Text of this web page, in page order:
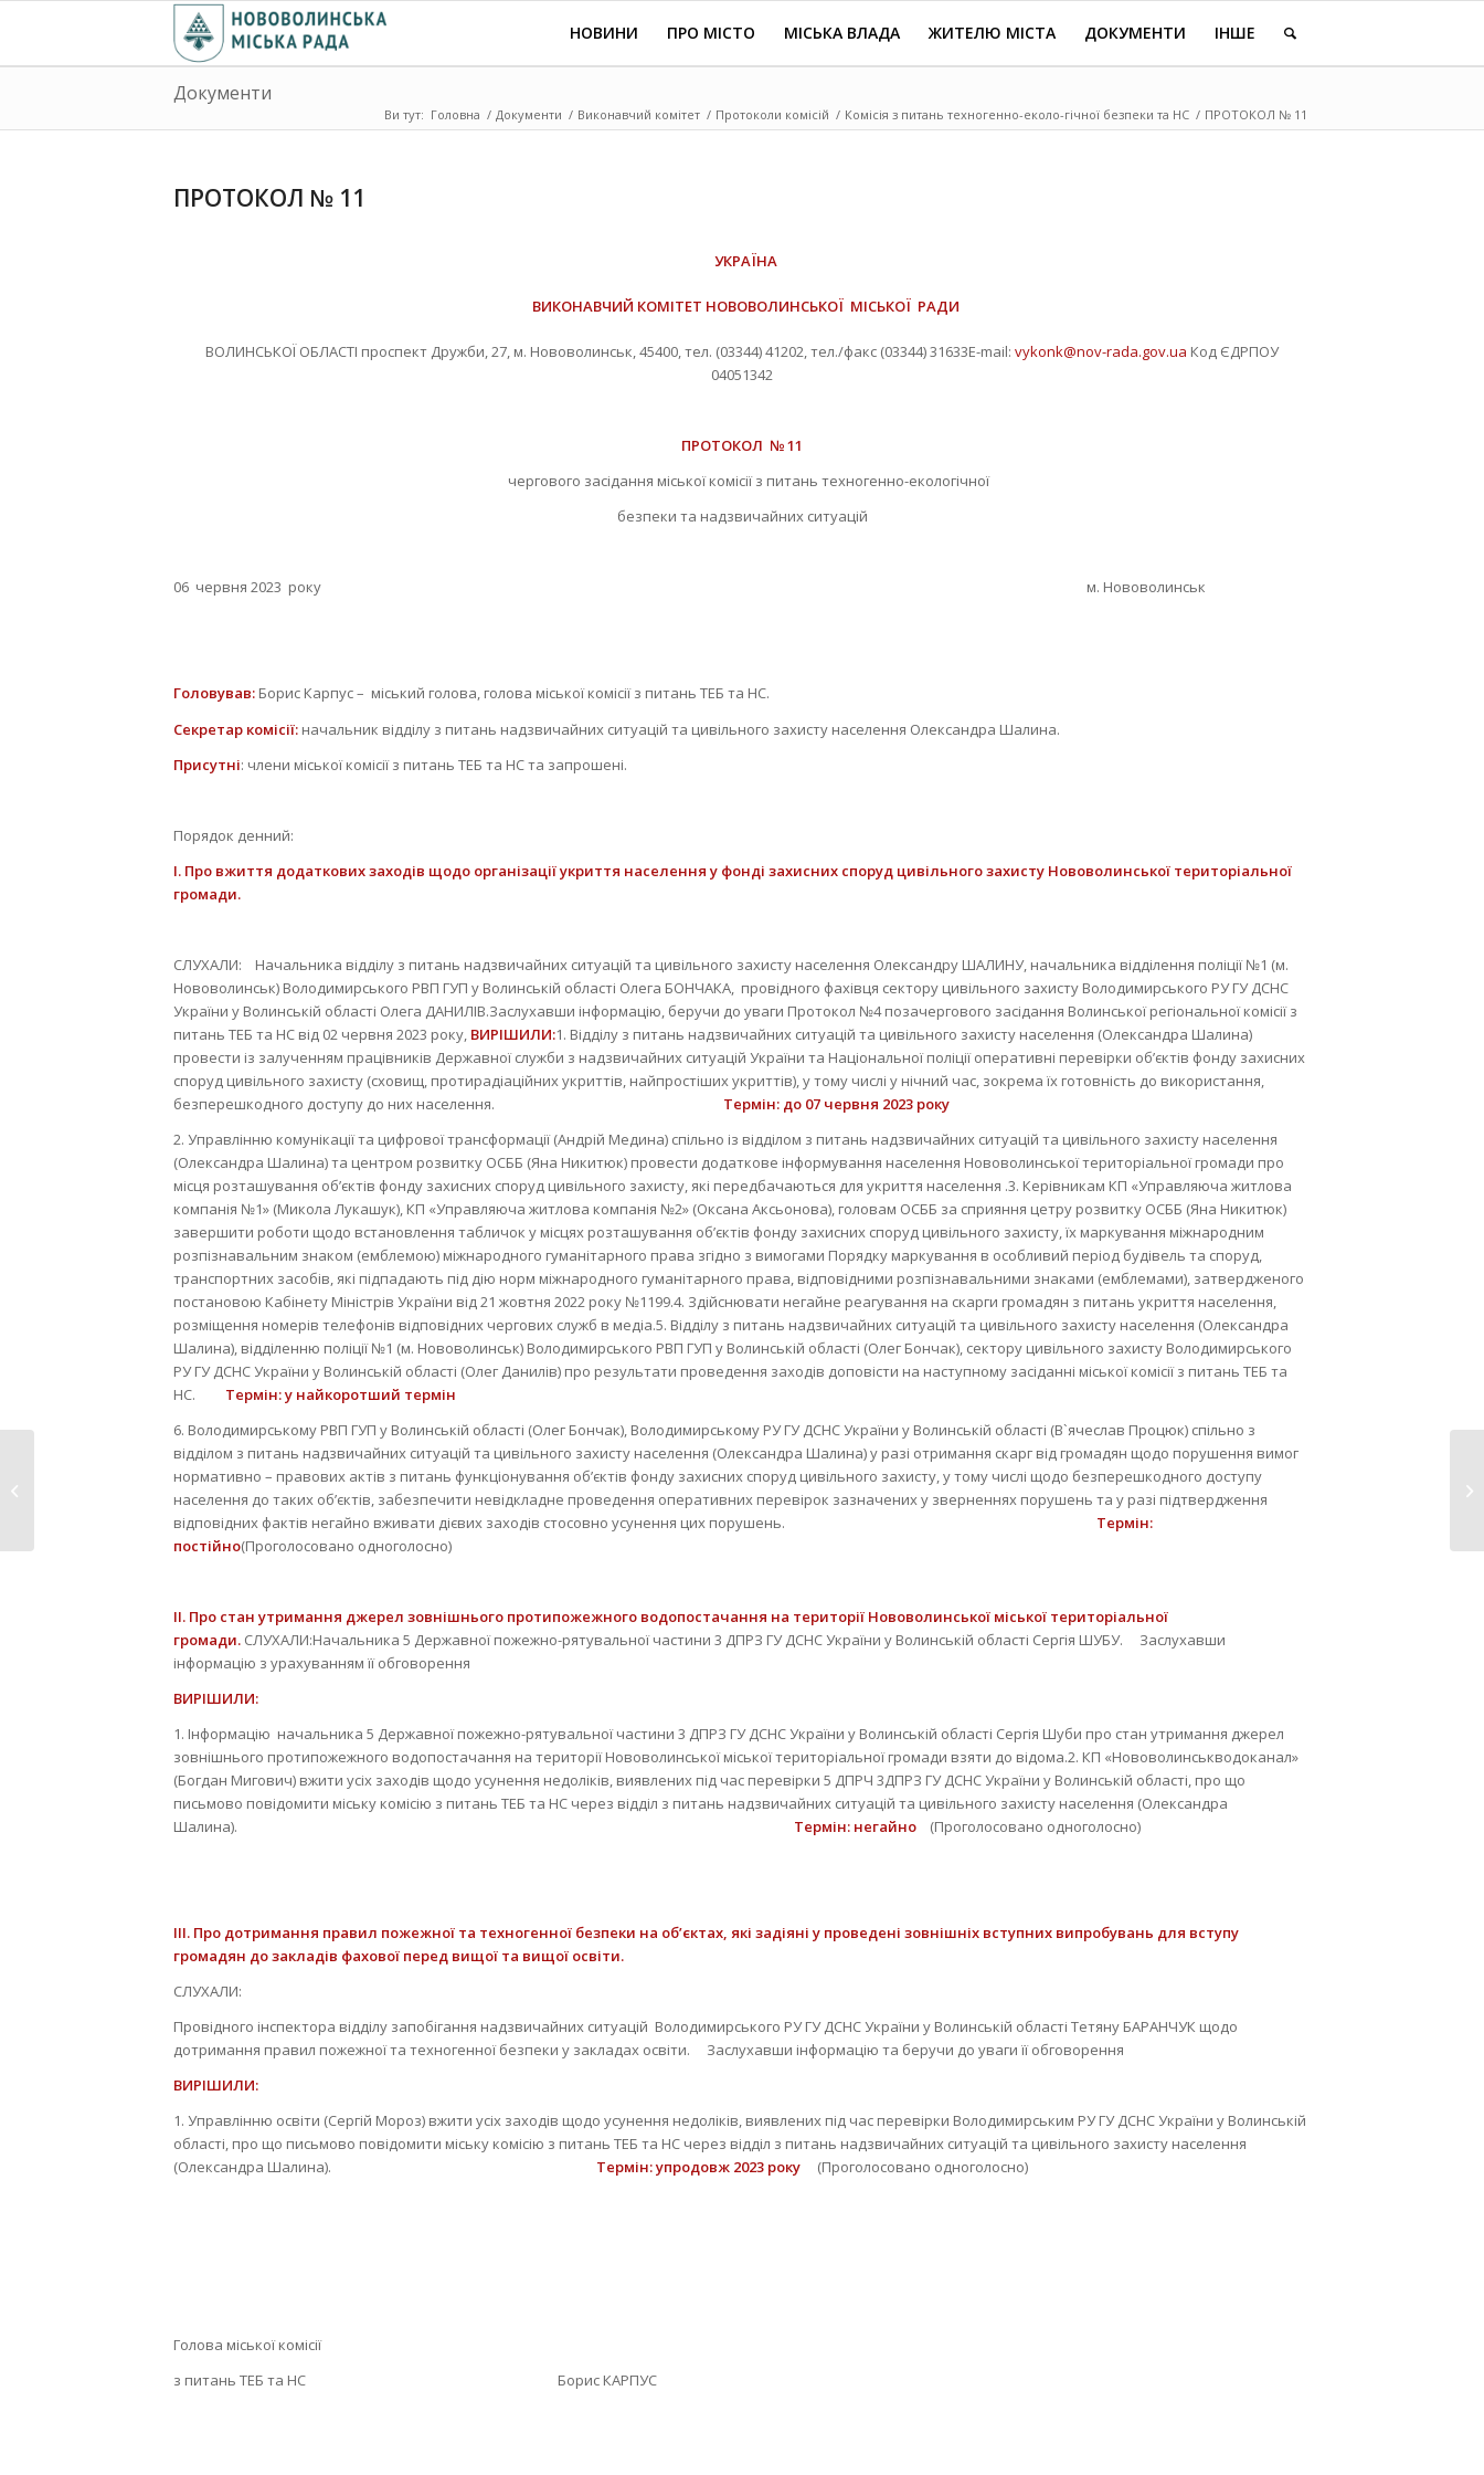
НОВИНИ ПРО МІСТО МІСЬКА ВЛАДА ЖИТЕЛЮ МІСТА ДОКУМЕНТИ ІНШЕ
Документи
Ви тут: Головна / Документи / Виконавчий комітет / Протоколи комісій / Комісія з питань техногенно-еколо-гічної безпеки та НС / ПРОТОКОЛ № 11
ПРОТОКОЛ № 11
УКРАЇНА
ВИКОНАВЧИЙ КОМІТЕТ НОВОВОЛИНСЬКОЇ МІСЬКОЇ РАДИ
ВОЛИНСЬКОЇ ОБЛАСТІ проспект Дружби, 27, м. Нововолинськ, 45400, тел. (03344) 41202, тел./факс (03344) 31633Е-mail: vykonk@nov-rada.gov.ua Код ЄДРПОУ
04051342
ПРОТОКОЛ № 11
чергового засідання міської комісії з питань техногенно-екологічної
безпеки та надзвичайних ситуацій
06 червня 2023 року м. Нововолинськ
Головував: Борис Карпус – міський голова, голова міської комісії з питань ТЕБ та НС.
Секретар комісії: начальник відділу з питань надзвичайних ситуацій та цивільного захисту населення Олександра Шалина.
Присутні: члени міської комісії з питань ТЕБ та НС та запрошені.
Порядок денний:
І. Про вжиття додаткових заходів щодо організації укриття населення у фонді захисних споруд цивільного захисту Нововолинської територіальної
громади.
CЛУХАЛИ: Начальника відділу з питань надзвичайних ситуацій та цивільного захисту населення Олександру ШАЛИНУ, начальника відділення поліції №1 (м.
Нововолинськ) Володимирського РВП ГУП у Волинській області Олега БОНЧАКА, провідного фахівця сектору цивільного захисту Володимирського РУ ГУ ДСНС
України у Волинській області Олега ДАНИЛІВ.Заслухавши інформацію, беручи до уваги Протокол №4 позачергового засідання Волинської регіональної комісії з
питань ТЕБ та НС від 02 червня 2023 року, ВИРІШИЛИ:1. Відділу з питань надзвичайних ситуацій та цивільного захисту населення (Олександра Шалина)
провести із залученням працівників Державної служби з надзвичайних ситуацій України та Національної поліції оперативні перевірки об’єктів фонду захисних
споруд цивільного захисту (сховищ, протирадіаційних укриттів, найпростіших укриттів), у тому числі у нічний час, зокрема їх готовність до використання,
безперешкодного доступу до них населення. Термін: до 07 червня 2023 року
2. Управлінню комунікації та цифрової трансформації (Андрій Медина) спільно із відділом з питань надзвичайних ситуацій та цивільного захисту населення
(Олександра Шалина) та центром розвитку ОСББ (Яна Никитюк) провести додаткове інформування населення Нововолинської територіальної громади про
місця розташування об’єктів фонду захисних споруд цивільного захисту, які передбачаються для укриття населення .3. Керівникам КП «Управляюча житлова
компанія №1» (Микола Лукашук), КП «Управляюча житлова компанія №2» (Оксана Аксьонова), головам ОСББ за сприяння цетру розвитку ОСББ (Яна Никитюк)
завершити роботи щодо встановлення табличок у місцях розташування об’єктів фонду захисних споруд цивільного захисту, їх маркування міжнародним
розпізнавальним знаком (емблемою) міжнародного гуманітарного права згідно з вимогами Порядку маркування в особливий період будівель та споруд,
транспортних засобів, які підпадають під дію норм міжнародного гуманітарного права, відповідними розпізнавальними знаками (емблемами), затвердженого
постановою Кабінету Міністрів України від 21 жовтня 2022 року №1199.4. Здійснювати негайне реагування на скарги громадян з питань укриття населення,
розміщення номерів телефонів відповідних чергових служб в медіа.5. Відділу з питань надзвичайних ситуацій та цивільного захисту населення (Олександра
Шалина), відділенню поліції №1 (м. Нововолинськ) Володимирського РВП ГУП у Волинській області (Олег Бончак), сектору цивільного захисту Володимирського
РУ ГУ ДСНС України у Волинській області (Олег Данилів) про результати проведення заходів доповісти на наступному засіданні міської комісії з питань ТЕБ та
НС. Термін: у найкоротший термін
6. Володимирському РВП ГУП у Волинській області (Олег Бончак), Володимирському РУ ГУ ДСНС України у Волинській області (В`ячеслав Процюк) спільно з
відділом з питань надзвичайних ситуацій та цивільного захисту населення (Олександра Шалина) у разі отримання скарг від громадян щодо порушення вимог
нормативно – правових актів з питань функціонування об’єктів фонду захисних споруд цивільного захисту, у тому числі щодо безперешкодного доступу
населення до таких об’єктів, забезпечити невідкладне проведення оперативних перевірок зазначених у зверненнях порушень та у разі підтвердження
відповідних фактів негайно вживати дієвих заходів стосовно усунення цих порушень. Термін:
постійно(Проголосовано одноголосно)
II. Про стан утримання джерел зовнішнього протипожежного водопостачання на території Нововолинської міської територіальної
громади. СЛУХАЛИ:Начальника 5 Державної пожежно-рятувальної частини 3 ДПРЗ ГУ ДСНС України у Волинській області Сергія ШУБУ. Заслухавши
інформацію з урахуванням її обговорення
ВИРІШИЛИ:
1. Інформацію начальника 5 Державної пожежно-рятувальної частини 3 ДПРЗ ГУ ДСНС України у Волинській області Сергія Шуби про стан утримання джерел
зовнішнього протипожежного водопостачання на території Нововолинської міської територіальної громади взяти до відома.2. КП «Нововолинськводоканал»
(Богдан Мигович) вжити усіх заходів щодо усунення недоліків, виявлених під час перевірки 5 ДПРЧ 3ДПРЗ ГУ ДСНС України у Волинській області, про що
письмово повідомити міську комісію з питань ТЕБ та НС через відділ з питань надзвичайних ситуацій та цивільного захисту населення (Олександра
Шалина).
Термін: негайно (Проголосовано одноголосно)
III. Про дотримання правил пожежної та техногенної безпеки на об’єктах, які задіяні у проведені зовнішніх вступних випробувань для вступу
громадян до закладів фахової перед вищої та вищої освіти.
CЛУХАЛИ:
Провідного інспектора відділу запобігання надзвичайних ситуацій Володимирського РУ ГУ ДСНС України у Волинській області Тетяну БАРАНЧУК щодо
дотримання правил пожежної та техногенної безпеки у закладах освіти. Заслухавши інформацію та беручи до уваги її обговорення
ВИРІШИЛИ:
1. Управлінню освіти (Сергій Мороз) вжити усіх заходів щодо усунення недоліків, виявлених під час перевірки Володимирським РУ ГУ ДСНС України у Волинській
області, про що письмово повідомити міську комісію з питань ТЕБ та НС через відділ з питань надзвичайних ситуацій та цивільного захисту населення
(Олександра Шалина). Термін: упродовж 2023 року (Проголосовано одноголосно)
Голова міської комісії
з питань ТЕБ та НС Борис КАРПУС